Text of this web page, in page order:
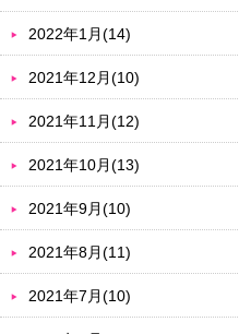
2022年1月(14)
2021年12月(10)
2021年11月(12)
2021年10月(13)
2021年9月(10)
2021年8月(11)
2021年7月(10)